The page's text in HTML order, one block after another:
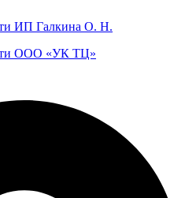
ИП Галкина О. Н.
ООО «УК ТЦ»